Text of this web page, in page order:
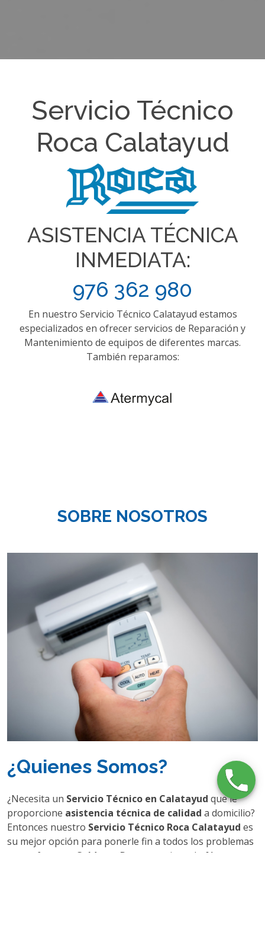
Servicio Técnico
Roca Calatayud
ASISTENCIA TÉCNICA
INMEDIATA:
976 362 980
En nuestro Servicio Técnico Calatayud estamos
especializados en ofrecer servicios de Reparación y
Mantenimiento de equipos de diferentes marcas.
También reparamos:
SOBRE NOSOTROS
¿Quienes Somos?
¿Necesita un Servicio Técnico en Calatayud que le
proporcione asistencia técnica de calidad a domicilio?
Entonces nuestro Servicio Técnico Roca Calatayud es
su mejor opción para ponerle fin a todos los problemas
que sufran sus
Calderas Roca o equipos de
Aire